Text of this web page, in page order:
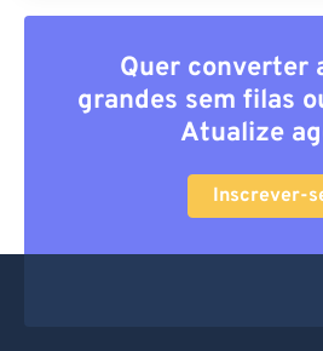
Quer converter
grandes sem filas
Atualize
Inscrever-